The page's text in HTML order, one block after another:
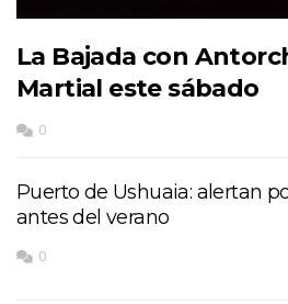
La Bajada con
Martial este sábado
0
Puerto de Ushuaia: alertan
antes del verano
0